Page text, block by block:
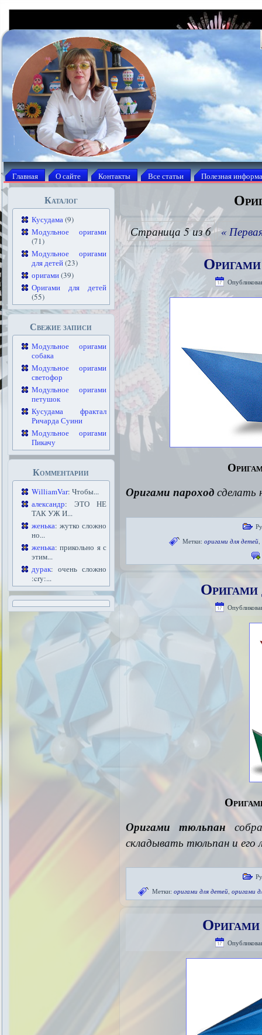
Главная О сайте Контакты Все статьи Полезная
Каталог
Кусудама(9)
Модульное оригами
(71)
Модульное оригами
для детей(23)
оригами(39)
Оригами для детей
(55)
Свежие записи
Модульное оригами
собака
Модульное оригами
светофор
Модульное оригами
петушок
Кусудама фрактал
Ричарда Суини
Модульное оригами
Пикачу
Комментарии
WilliamVar: Чтобы...
александр: ЭТО НЕ
ТАК УЖ И...
женька: жутко сложно
но...
женька: прикольно я с
этим...
дурак: очень сложно
:cry:...
Страница 5 из 6 «
Оригами пароходсделать
Метки: оригами для детей,
Оригами
Оригами тюльпан
складывать тюльпан и его
Метки: оригами для детей, оригами
Оригами